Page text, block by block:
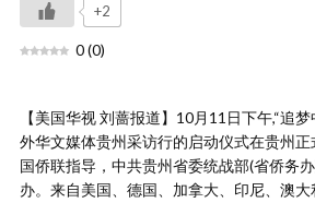
+2
0(0)
【美国华视 刘蔷报道】10月11日下午,“追
外华文媒体贵州采访行的启动仪式在贵州
国侨联指导，中共贵州省委统战部(省侨务
办。来自美国、德国、加拿大、印尼、澳